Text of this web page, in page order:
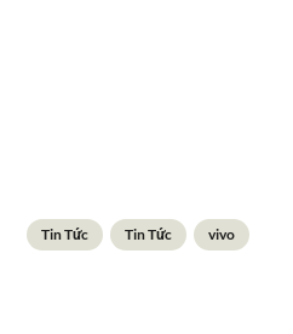
Tin Tức Tin Tức vivo